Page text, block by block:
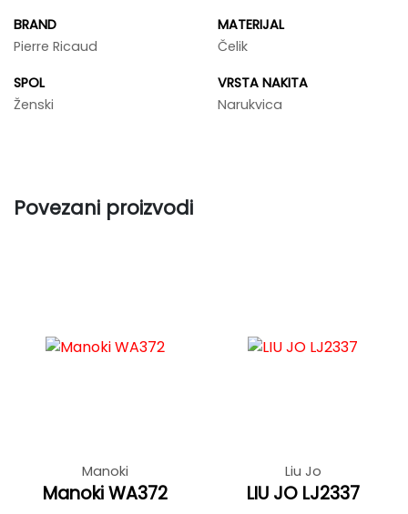
BRAND
Pierre Ricaud
MATERIJAL
Čelik
SPOL
Ženski
VRSTA NAKITA
Narukvica
Povezani proizvodi
Manoki
Manoki WA372
Liu Jo
LIU JO LJ2337